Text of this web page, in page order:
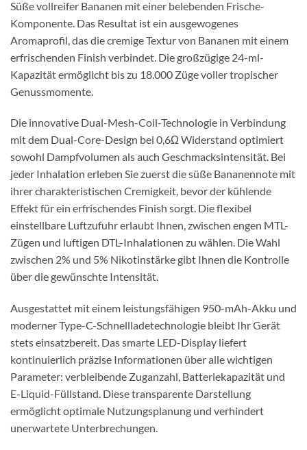
Süße vollreifer Bananen mit einer belebenden Frische-
Komponente. Das Resultat ist ein ausgewogenes
Aromaprofil, das die cremige Textur von Bananen mit einem
erfrischenden Finish verbindet. Die großzügige 24-ml-
Kapazität ermöglicht bis zu 18.000 Züge voller tropischer
Genussmomente.
Die innovative Dual-Mesh-Coil-Technologie in Verbindung
mit dem Dual-Core-Design bei 0,6Ω Widerstand optimiert
sowohl Dampfvolumen als auch Geschmacksintensität. Bei
jeder Inhalation erleben Sie zuerst die süße Bananennote mit
ihrer charakteristischen Cremigkeit, bevor der kühlende
Effekt für ein erfrischendes Finish sorgt. Die flexibel
einstellbare Luftzufuhr erlaubt Ihnen, zwischen engen MTL-
Zügen und luftigen DTL-Inhalationen zu wählen. Die Wahl
zwischen 2% und 5% Nikotinstärke gibt Ihnen die Kontrolle
über die gewünschte Intensität.
Ausgestattet mit einem leistungsfähigen 950-mAh-Akku und
moderner Type-C-Schnellladetechnologie bleibt Ihr Gerät
stets einsatzbereit. Das smarte LED-Display liefert
kontinuierlich präzise Informationen über alle wichtigen
Parameter: verbleibende Zuganzahl, Batteriekapazität und
E-Liquid-Füllstand. Diese transparente Darstellung
ermöglicht optimale Nutzungsplanung und verhindert
unerwartete Unterbrechungen.